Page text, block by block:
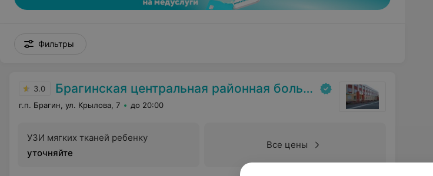
Фильтры
3.0 Брагинская центральная районная больница
г.п. Брагин, ул. Крылова, 7 до 20:00
УЗИ мягких тканей ребенку
уточняйте
Все цены